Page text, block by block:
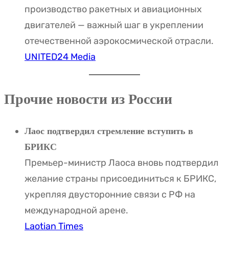
производство ракетных и авиационных
двигателей — важный шаг в укреплении
отечественной аэрокосмической отрасли.
UNITED24 Media
Прочие новости из России
Лаос подтвердил стремление вступить в
БРИКС
Премьер-министр Лаоса вновь подтвердил
желание страны присоединиться к БРИКС,
укрепляя двусторонние связи с РФ на
международной арене.
Laotian Times